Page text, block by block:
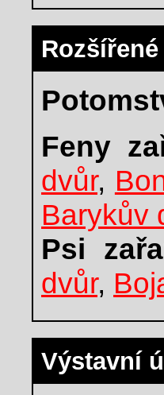
Feny
dvůr,
Barykův
Psi
dvůr,
Výstavní